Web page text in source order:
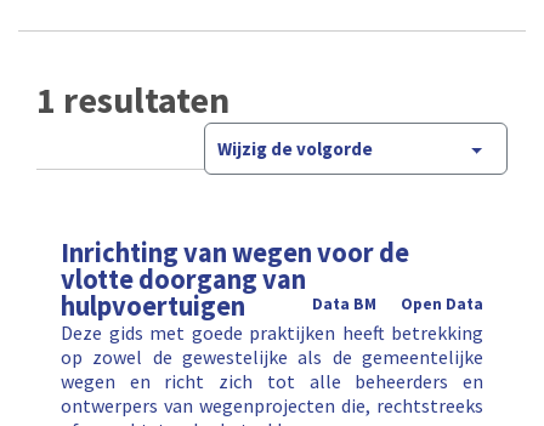
1 resultaten
Wijzig de volgorde
Inrichting van wegen voor de
vlotte doorgang van
hulpvoertuigen Open Data
Data BM
Deze gids met goede praktijken heeft betrekking
op zowel de gewestelijke als de gemeentelijke
wegen en richt zich tot alle beheerders en
ontwerpers van wegenprojecten die, rechtstreeks